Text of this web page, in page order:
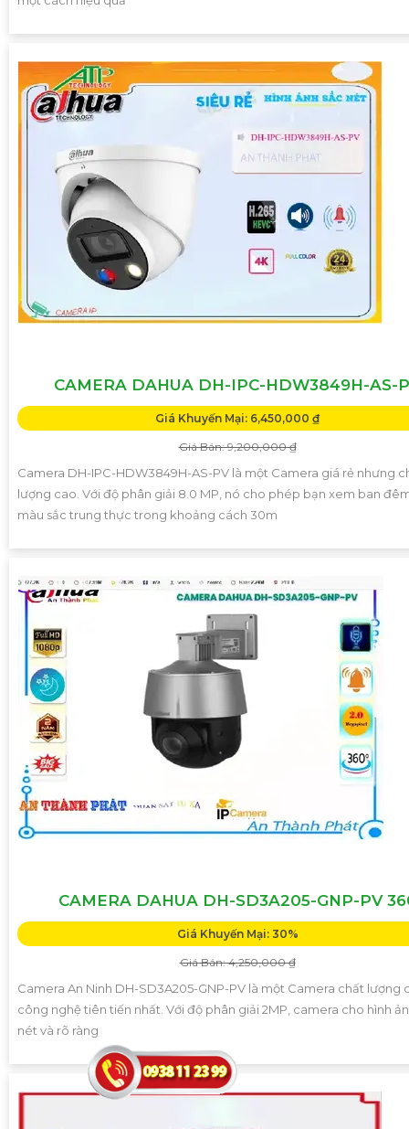
CAMERA DAHUA DH-IPC-HDW3849H-AS-
Giá Khuyến Mại: 6,450,000 ₫
Giá Bán: 9,200,000 ₫
Camera DH-IPC-HDW3849H-AS-PV là một Camera giá rẻ nhưng
lượng cao. Với độ phân giải 8.0 MP, nó cho phép bạn xem ban
màu sắc trung thực trong khoảng cách 30m
CAMERA DAHUA DH-SD3A205-GNP-PV
Giá Khuyến Mại: 30%
Giá Bán: 4,250,000 ₫
Camera An Ninh DH-SD3A205-GNP-PV là một Camera chất lượng
công nghệ tiên tiến nhất. Với độ phân giải 2MP, camera cho hình
nét và rõ ràng